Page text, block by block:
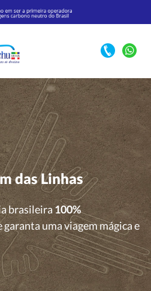
das Linhas
brasileira100%
garanta uma viagem mágica e